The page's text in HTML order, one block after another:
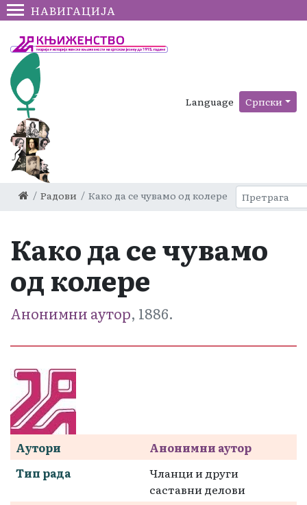
НАВИГАЦИЈА
Language Српски
Радови Како да се чувамо од колере
Како да се чувамо
од колере
Анонимни аутор, 1886.
Аутори
Анонимни аутор
Тип рада
Чланци и други
саставни делови